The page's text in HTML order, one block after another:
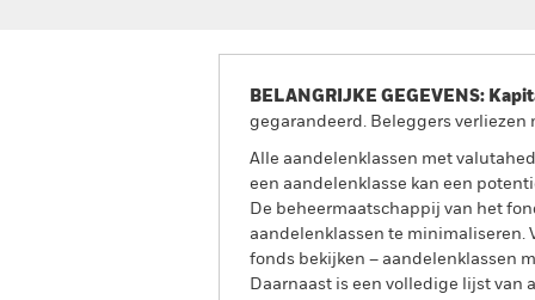
BELANGRIJKE GEGEVENS:
gegarandeerd. Beleggers
Alle aandelenklassen met
een aandelenklasse kan een
De beheermaatschappij van het
aandelenklassen te minimaliseren.
fonds bekijken – aandelenklassen
Daarnaast is een volledige lijst